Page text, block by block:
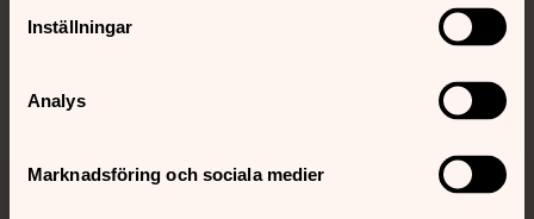
Inställningar
Analys
Marknadsföring och sociala medier
Sociala kanaler